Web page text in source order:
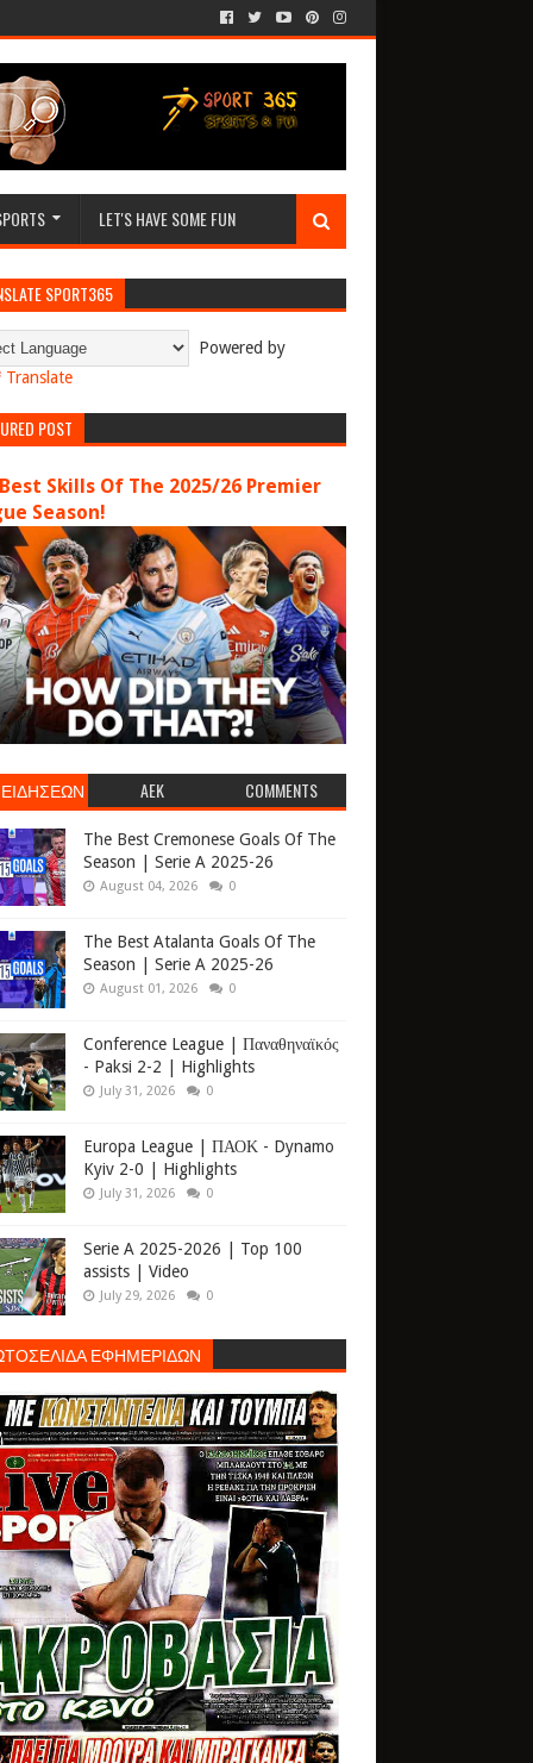
LET'S HAVE SOME FUN
SPORT365
Powered by
Translate
POST
Skills Of The 2025/26 Premier
Season!
AEK COMMENTS
The Best Cremonese Goals Of The
Season | Serie A 2025-26
August 04, 2026 0
The Best Atalanta Goals Of The
Season | Serie A 2025-26
August 01, 2026 0
Conference League | Παναθηναϊκός
- Paksi 2-2 | Highlights
July 31, 2026 0
Europa League | ΠΑΟΚ - Dynamo
Kyiv 2-0 | Highlights
July 31, 2026 0
Serie A 2025-2026 | Top 100
assists | Video
July 29, 2026 0
ΕΦΗΜΕΡΙΔΩΝ